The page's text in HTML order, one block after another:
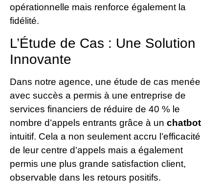
opérationnelle mais renforce également la
fidélité.
L’Étude de Cas : Une Solution
Innovante
Dans notre agence, une étude de cas menée
avec succès a permis à une entreprise de
services financiers de réduire de 40 % le
nombre d’appels entrants grâce à un chatbot
intuitif. Cela a non seulement accru l’efficacité
de leur centre d’appels mais a également
permis une plus grande satisfaction client,
observable dans les retours positifs.